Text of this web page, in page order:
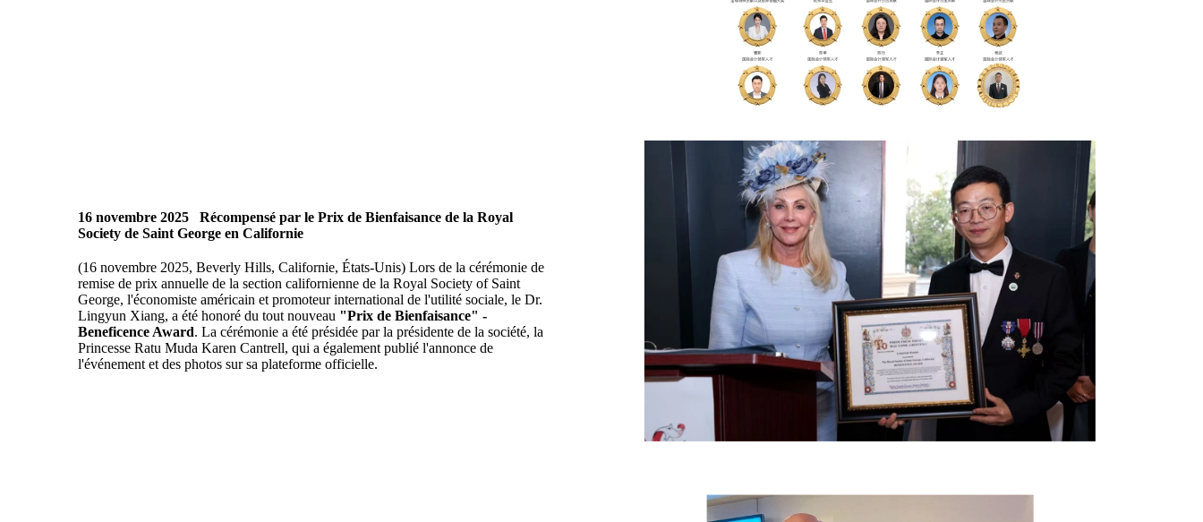
16 novembre 2025
Récompensé par le Prix de Bienfaisance de la Royal
Society de Saint George en Californie
(16 novembre 2025, Beverly Hills, Californie, États-Unis) Lors de la cérémonie de
remise de prix annuelle de la section californienne de la Royal Society of Saint
George, l'économiste américain et promoteur international de l'utilité sociale, le Dr.
Lingyun Xiang, a été honoré du tout nouveau "Prix de Bienfaisance" -
Beneficence Award. La cérémonie a été présidée par la présidente de la société, la
Princesse Ratu Muda Karen Cantrell, qui a également publié l'annonce de
l'événement et des photos sur sa plateforme officielle.